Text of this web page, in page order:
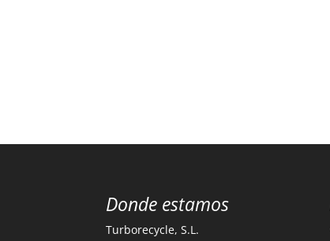
Donde estamos
Turborecycle, S.L.